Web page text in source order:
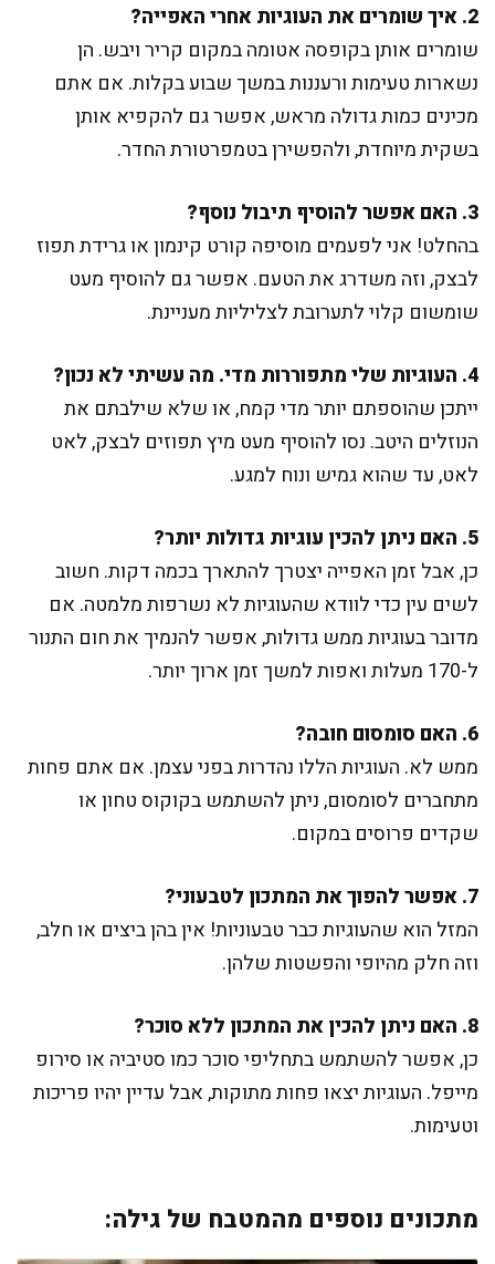
2. איך שומרים את העוגיות אחרי האפייה?
שומרים אותן בקופסה אטומה במקום קריר ויבש. הן
נשארות טעימות ורעננות במשך שבוע בקלות. אם אתם
מכינים כמות גדולה מראש, אפשר גם להקפיא אותן
בשקית מיוחדת, ולהפשירן בטמפרטורת החדר.
3. האם אפשר להוסיף תיבול נוסף?
בהחלט! אני לפעמים מוסיפה קורט קינמון או גרידת תפוז
לבצק, וזה משדרג את הטעם. אפשר גם להוסיף מעט
שומשום קלוי לתערובת לצליליות מעניינת.
4. העוגיות שלי מתפוררות מדי. מה עשיתי לא נכון?
ייתכן שהוספתם יותר מדי קמח, או שלא שילבתם את
הנוזלים היטב. נסו להוסיף מעט מיץ תפוזים לבצק, לאט
לאט, עד שהוא גמיש ונוח למגע.
5. האם ניתן להכין עוגיות גדולות יותר?
כן, אבל זמן האפייה יצטרך להתארך בכמה דקות. חשוב
לשים עין כדי לוודא שהעוגיות לא נשרפות מלמטה. אם
מדובר בעוגיות ממש גדולות, אפשר להנמיך את חום התנור
ל-170 מעלות ואפות למשך זמן ארוך יותר.
6. האם סומסום חובה?
ממש לא. העוגיות הללו נהדרות בפני עצמן. אם אתם פחות
מתחברים לסומסום, ניתן להשתמש בקוקוס טחון או
שקדים פרוסים במקום.
7. אפשר להפוך את המתכון לטבעוני?
המזל הוא שהעוגיות כבר טבעוניות! אין בהן ביצים או חלב,
וזה חלק מהיופי והפשטות שלהן.
8. האם ניתן להכין את המתכון ללא סוכר?
כן, אפשר להשתמש בתחליפי סוכר כמו סטיביה או סירופ
מייפל. העוגיות יצאו פחות מתוקות, אבל עדיין יהיו פריכות
וטעימות.
מתכונים נוספים מהמטבח של גילה: